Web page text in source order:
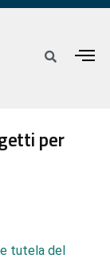
per
tutela del